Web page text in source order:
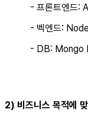
- 프론트엔드:
- 벡엔드:
- DB: Mongo
2) 비즈니스 목적에